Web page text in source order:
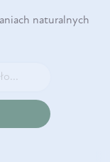
naturalnych